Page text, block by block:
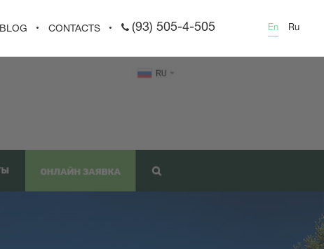
BLOG CONTACTS (93) 505-4-505 En Ru